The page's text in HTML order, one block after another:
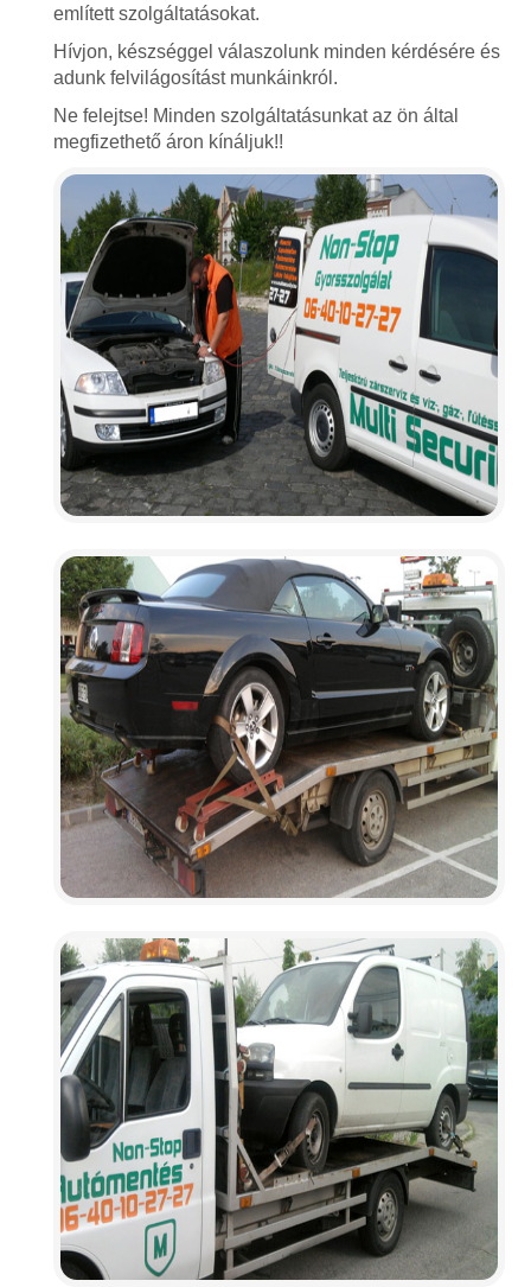
említett szolgáltatásokat.
Hívjon, készséggel válaszolunk minden kérdésére és
adunk felvilágosítást munkáinkról.
Ne felejtse! Minden szolgáltatásunkat az ön által
megfizethető áron kínáljuk!!